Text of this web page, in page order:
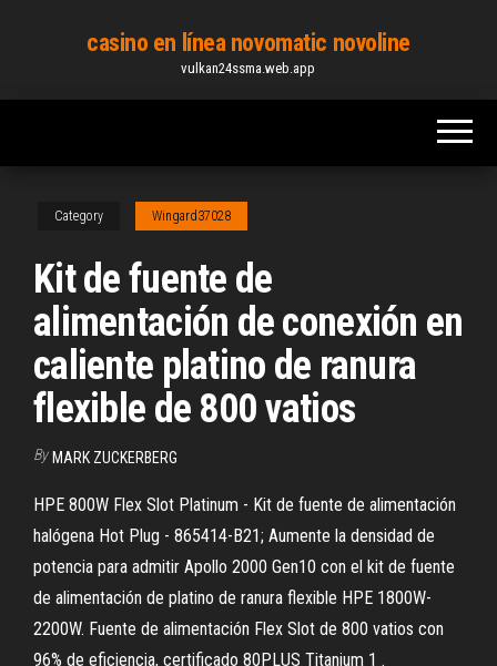
content
casino en línea novomatic novoline
vulkan24ssma.web.app
Category Wingard37028
Kit de fuente de
alimentación de conexión en
caliente platino de ranura
flexible de 800 vatios
By MARK ZUCKERBERG
HPE 800W Flex Slot Platinum - Kit de fuente de alimentación
halógena Hot Plug - 865414-B21; Aumente la densidad de
potencia para admitir Apollo 2000 Gen10 con el kit de fuente
de alimentación de platino de ranura flexible HPE 1800W-
2200W. Fuente de alimentación Flex Slot de 800 vatios con
96% de eficiencia, certificado 80PLUS Titanium 1 .